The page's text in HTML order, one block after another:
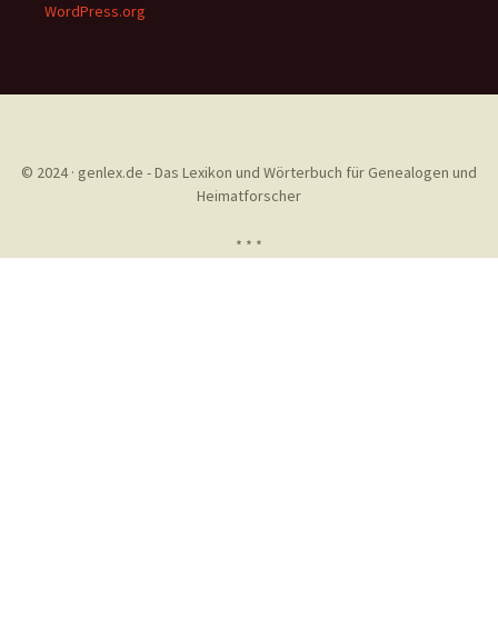
WordPress.org
© 2024 · genlex.de - Das Lexikon und Wörterbuch für Genealogen und
Heimatforscher
* * *